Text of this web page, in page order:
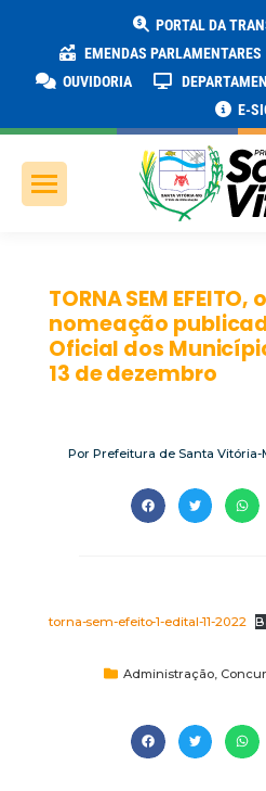
PORTAL DA
EMENDAS PARLAMENTARES
OUVIDORIA
E-
TORNA SEM
nomeação
Oficial dos
13 de dezembro
PorPrefeitura de Santa Vitória-
torna-sem-efeito-1-edital-11-2022
Administração